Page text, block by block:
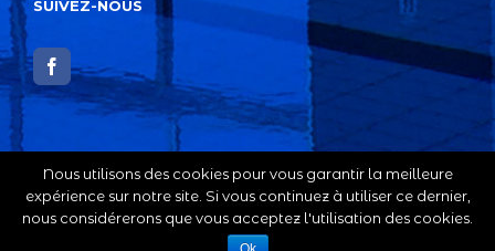
SUIVEZ-NOUS
Copyright 2012 - 2016 Avada | Tous droits réservés | Créé par
KAMELEON COMMUNICATION
Nous utilisons des cookies pour vous garantir la meilleure
expérience sur notre site. Si vous continuez à utiliser ce dernier,
nous considérerons que vous acceptez l'utilisation des cookies.